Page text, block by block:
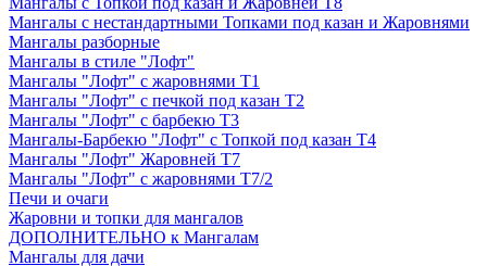
Мангалы с нестандартными Топками под казан и Жаровнями
Мангалы разборные
Мангалы в стиле "Лофт"
Мангалы "Лофт" с жаровнями Т1
Мангалы "Лофт" с печкой под казан Т2
Мангалы "Лофт" с барбекю Т3
Мангалы-Барбекю "Лофт" с Топкой под казан Т4
Мангалы "Лофт" Жаровней Т7
Мангалы "Лофт" с жаровнями Т7/2
Печи и очаги
Жаровни и топки для мангалов
ДОПОЛНИТЕЛЬНО к Мангалам
Мангалы для дачи